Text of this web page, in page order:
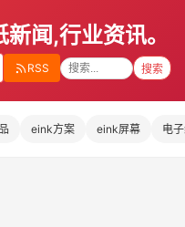
闻,行业资讯。
RSS 搜索
eink方案 eink屏幕 电